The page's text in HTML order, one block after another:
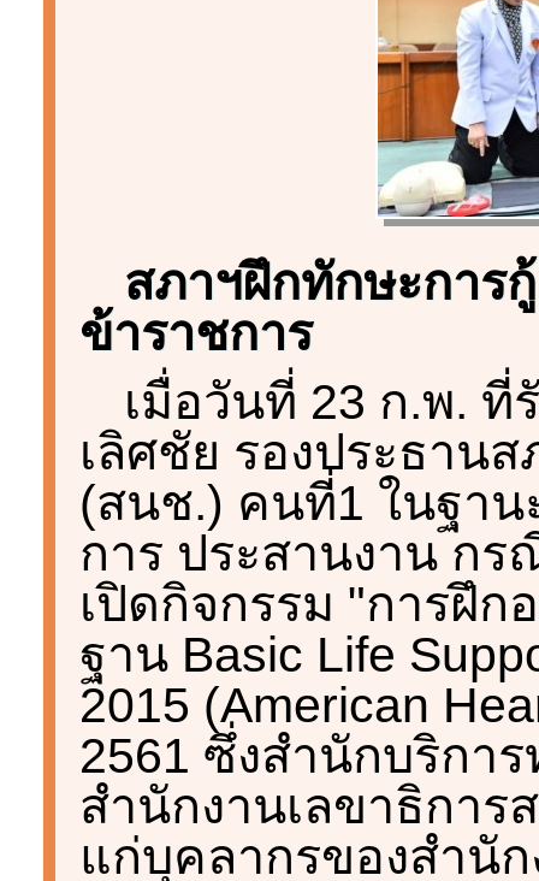
สภาฯฝึกทักษะการ
ข้าราชการ
เมื่อวันที่ 23 ก.พ. ที่
เลิศชัย รองประธา
(สนช.) คนที่1 ในฐา
การ ประสานงาน ก
เปิดกิจกรรม "การฝึ
ฐาน Basic Life
2015 (American
2561 ซึ่งสำนักบริกา
สำนักงานเลขาธิกา
แก่บุคลากรของสำนั